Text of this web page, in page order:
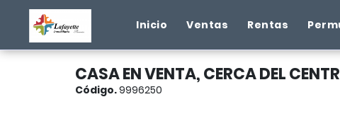
Inicio Ventas Rentas
CASA EN VENTA, CERCA DEL
Código.9996250